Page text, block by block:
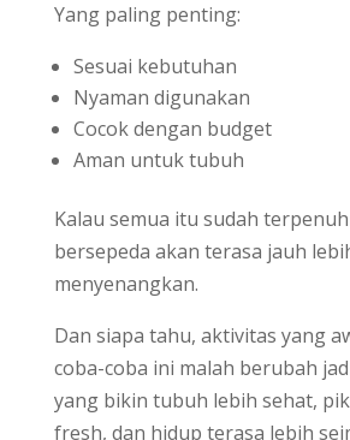
Yang paling penting:
Sesuai kebutuhan
Nyaman digunakan
Cocok dengan budget
Aman untuk tubuh
Kalau semua itu sudah
bersepeda akan terasa jauh
menyenangkan.
Dan siapa tahu, aktivitas yang
coba-coba ini malah berubah
yang bikin tubuh lebih sehat,
fresh, dan hidup terasa lebih